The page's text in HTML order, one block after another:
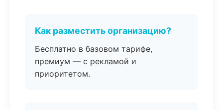
Как разместить организацию?
Бесплатно в базовом тарифе,
премиум — с рекламой и
приоритетом.